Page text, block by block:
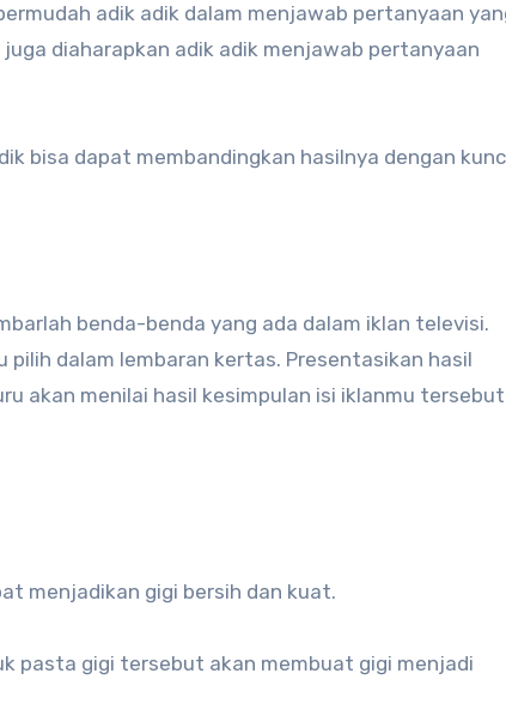
adik adik dalam menjawab pertanyaan
diaharapkan adik adik menjawab pertanyaan
bisa dapat membandingkan hasilnya dengan
benda-benda yang ada dalam iklan televisi.
dalam lembaran kertas. Presentasikan hasil
akan menilai hasil kesimpulan isi iklanmu
menjadikan gigi bersih dan kuat.
pasta gigi tersebut akan membuat gigi menjadi